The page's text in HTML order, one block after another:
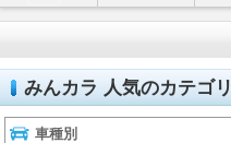
みんカラ 人気のカテゴリ
車種別